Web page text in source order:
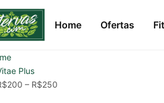
Home Ofertas
Plus
– R$250